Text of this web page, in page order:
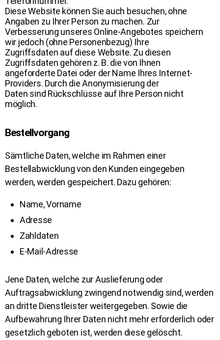
Diese Website können Sie auch besuchen, ohne
Angaben zu Ihrer Person zu machen. Zur
Verbesserung unseres Online-Angebotes speichern
wir jedoch (ohne Personenbezug) Ihre
Zugriffsdaten auf diese Website. Zu diesen
Zugriffsdaten gehören z. B. die von Ihnen
angeforderte Datei oder der Name Ihres Internet-
Providers. Durch die Anonymisierung der
Daten sind Rückschlüsse auf Ihre Person nicht
möglich.
Bestellvorgang
Sämtliche Daten, welche im Rahmen einer
Bestellabwicklung von den Kunden eingegeben
werden, werden gespeichert. Dazu gehören:
Name, Vorname
Adresse
Zahldaten
E-Mail-Adresse
Jene Daten, welche zur Auslieferung oder
Auftragsabwicklung zwingend notwendig sind, werden
an dritte Dienstleister weitergegeben. Sowie die
Aufbewahrung Ihrer Daten nicht mehr erforderlich oder
gesetzlich geboten ist, werden diese gelöscht.